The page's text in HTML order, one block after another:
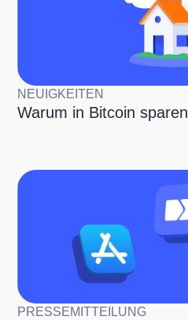
NEUIGKEITEN
Warum in Bitcoin sparen
PRESSEMITTEILUNG